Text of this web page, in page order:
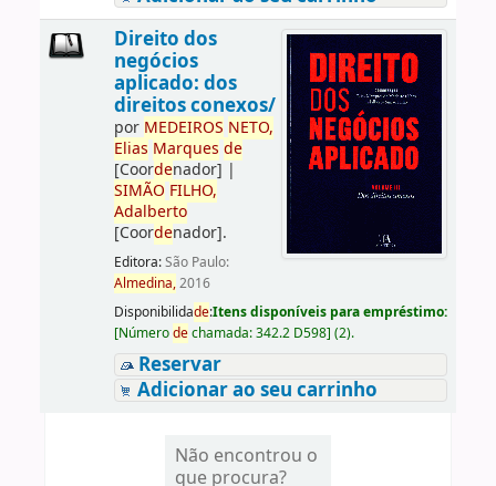
Direito dos
negócios
aplicado: dos
direitos conexos/
por MEDEIROS NETO,
Elias Marques de
[Coordenador] |
SIMÃO FILHO,
Adalberto
[Coordenador].
Editora:São Paulo:
Almedina,2016
Disponibilidade:Itens disponíveis para empréstimo:
[Númerodechamada:342.2 D598] (2).
Reservar
Adicionar ao seu carrinho
Não encontrou o
que procura?